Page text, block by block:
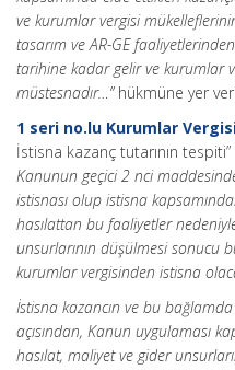
ve kurumlar vergisi
tasarım ve AR-GE
tarihine kadar gelir ve kurumlar
müstesnadır…”hükmüne yer
1 seri no.lu Kurumlar
İstisna kazanç tutarının
Kanunun geçici 2 nci
istisnası olup istisna
hasılattan bu faaliyetler
unsurlarının düşülmesi sonucu
kurumlar vergisinden istisna
İstisna kazancın ve bu
açısından, Kanun uygulaması
hasılat, maliyet ve gider